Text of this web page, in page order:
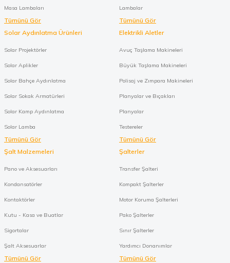
Masa Lambaları
Tümünü Gör
Lambalar
Tümünü Gör
Solar Aydınlatma Ürünleri
Solar Projektörler
Solar Aplikler
Solar Bahçe Aydınlatma
Solar Sokak Armatürleri
Solar Kamp Aydınlatma
Solar Lamba
Tümünü Gör
Elektrikli Aletler
Avuç Taşlama Makineleri
Büyük Taşlama Makineleri
Polisaj ve Zımpara Makineleri
Planyalar ve Bıçakları
Planyalar
Testereler
Tümünü Gör
Şalt Malzemeleri
Pano ve Aksesuarları
Kondansatörler
Kontaktörler
Kutu - Kasa ve Buatlar
Sigortalar
Şalt Aksesuarlar
Tümünü Gör
Şalterler
Transfer Şalteri
Kompakt Şalterler
Motor Koruma Şalterleri
Pako Şalterler
Sınır Şalterler
Yardımcı Donanımlar
Tümünü Gör